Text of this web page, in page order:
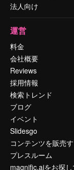
法人向け
運営
料金
会社概要
Reviews
採用情報
検索トレンド
ブログ
イベント
Slidesgo
コンテンツを販売
プレスルーム
magnific.aiをお探し